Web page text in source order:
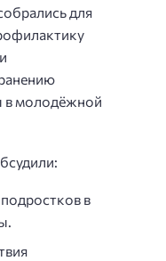
для
в молодёжной
в